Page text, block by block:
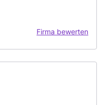
Firma bewerten